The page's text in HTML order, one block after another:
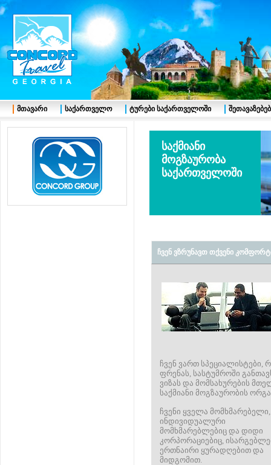
საქმიანი
მოგზაურობა
საქართველოში
ჩვენ ვზრუნავთ თქვენი
ჩვენ ვართ
ფრენას, სასტუმროში
ვიზას და მომსახურების
საქმიანი მოგზაურობის
ჩვენი ყველა მომხმარებელი,
ინდივიდუალური
მომხმარებლებიც და დიდი
კორპორაციებიც,
ერთნაირი ყურადღებით და
მიდგომით.
მთავარი საქართველო ტურები საქართველოში